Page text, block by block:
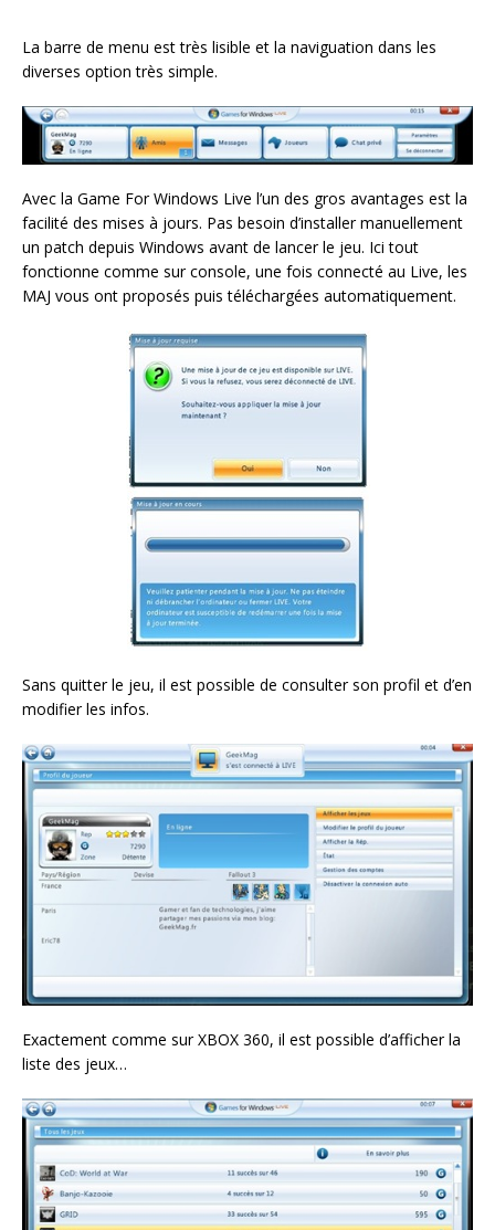
La barre de menu est très lisible et la naviguation dans les
diverses option très simple.
Avec la Game For Windows Live l’un des gros avantages est la
facilité des mises à jours. Pas besoin d’installer manuellement
un patch depuis Windows avant de lancer le jeu. Ici tout
fonctionne comme sur console, une fois connecté au Live, les
MAJ vous ont proposés puis téléchargées automatiquement.
Sans quitter le jeu, il est possible de consulter son profil et d’en
modifier les infos.
Exactement comme sur XBOX 360, il est possible d’afficher la
liste des jeux…